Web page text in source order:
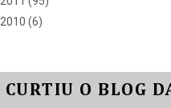
2010 (6)
CURTIU O BLOG